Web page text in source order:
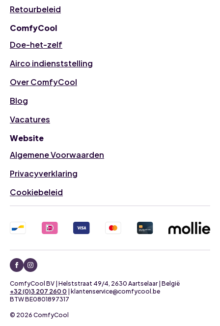
Retourbeleid
ComfyCool
Doe-het-zelf
Airco indienststelling
Over ComfyCool
Blog
Vacatures
Website
Algemene Voorwaarden
Privacyverklaring
Cookiebeleid
© 2026 ComfyCool
+32 (0)3 207 260 0 | klantenservice@comfycool.be
BTW BE0801897317
ComfyCool BV | Helststraat 49/4, 2630 Aartselaar | België